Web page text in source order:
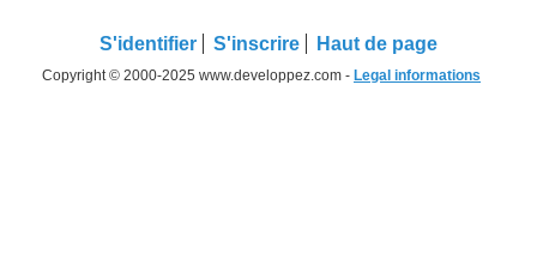
S'identifier S'inscrire Haut de page
Copyright © 2000-2025 www.developpez.com - Legal informations